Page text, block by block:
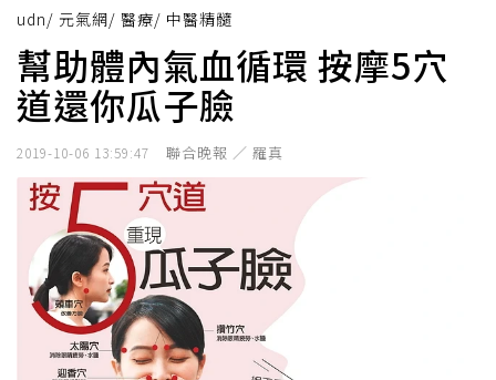
udn/ 元氣網/ 醫療/ 中醫精髓
幫助體內氣血循環 按摩5穴
道還你瓜子臉
2019-10-06 13:59:47 聯合晚報 ／ 羅真